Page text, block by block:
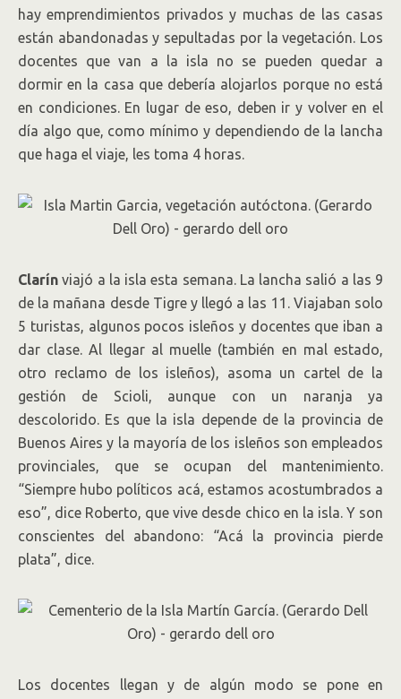
hay emprendimientos privados y muchas de las casas
están abandonadas y sepultadas por la vegetación. Los
docentes que van a la isla no se pueden quedar a
dormir en la casa que debería alojarlos porque no está
en condiciones. En lugar de eso, deben ir y volver en el
día algo que, como mínimo y dependiendo de la lancha
que haga el viaje, les toma 4 horas.
Clarín viajó a la isla esta semana. La lancha salió a las 9
de la mañana desde Tigre y llegó a las 11. Viajaban solo
5 turistas, algunos pocos isleños y docentes que iban a
dar clase. Al llegar al muelle (también en mal estado,
otro reclamo de los isleños), asoma un cartel de la
gestión de Scioli, aunque con un naranja ya
descolorido. Es que la isla depende de la provincia de
Buenos Aires y la mayoría de los isleños son empleados
provinciales, que se ocupan del mantenimiento.
“Siempre hubo políticos acá, estamos acostumbrados a
eso”, dice Roberto, que vive desde chico en la isla. Y son
conscientes del abandono: “Acá la provincia pierde
plata”, dice.
Los docentes llegan y de algún modo se pone en